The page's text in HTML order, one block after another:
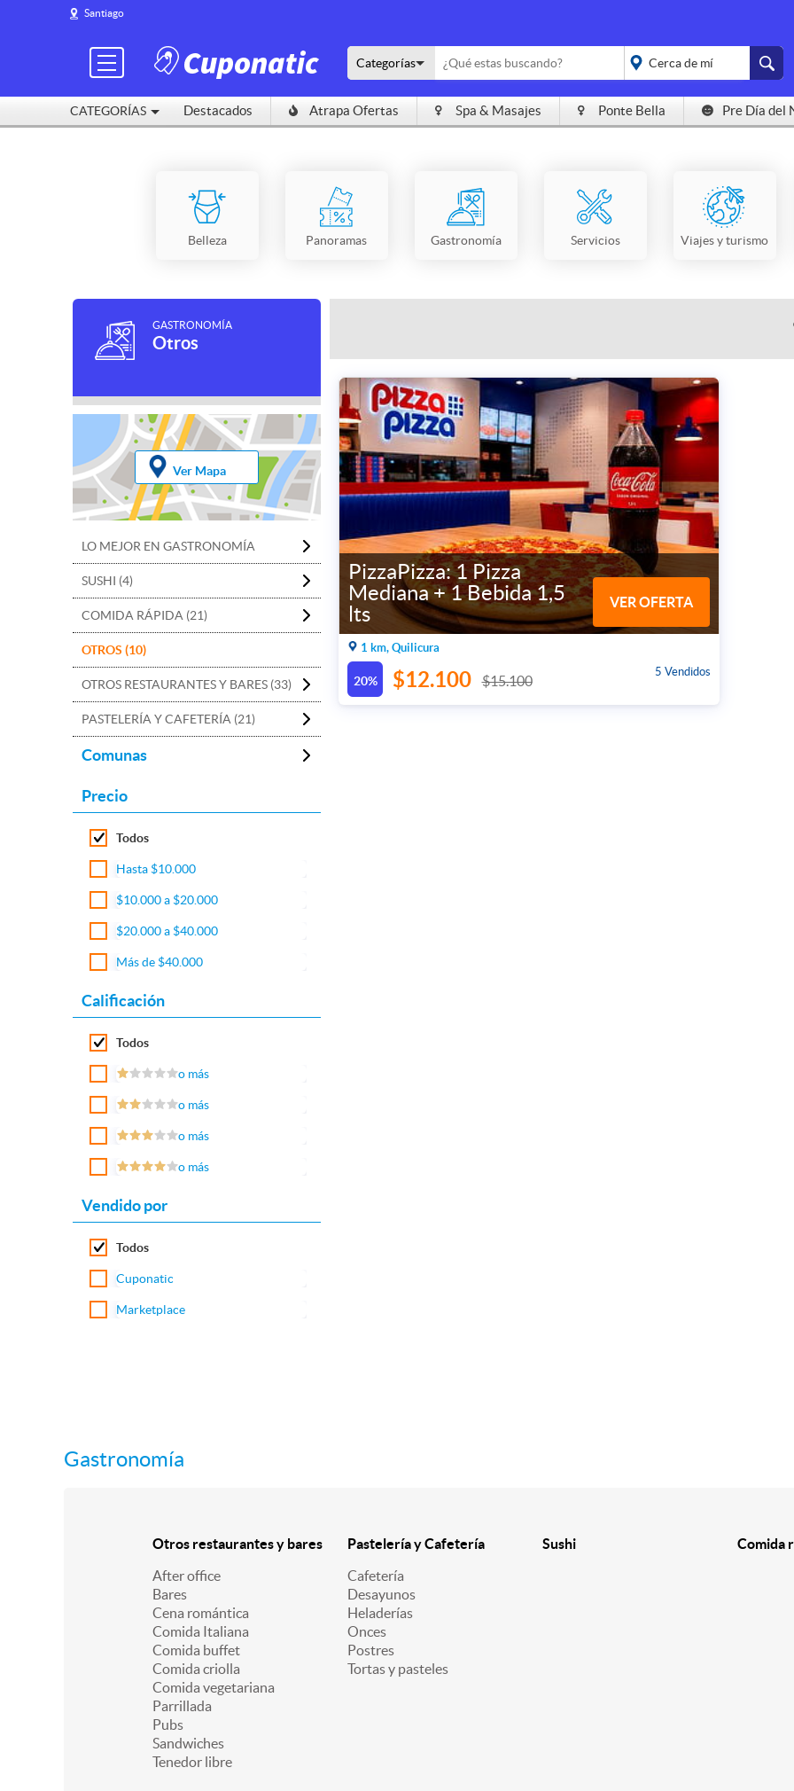
Santiago
CATEGORÍAS
Categorías
placeholder="Todo el
Destacados Atrapa Ofertas Spa & Masajes Ponte Bella Pre Día del
Belleza Panoramas Gastronomía Servicios Viajes y turismo
GASTRONOMÍA
Otros
Ver Mapa
LO MEJOR EN GASTRONOMÍA
SUSHI (4)
COMIDA RÁPIDA (21)
OTROS (10)
OTROS RESTAURANTES Y BARES (33)
PASTELERÍA Y CAFETERÍA (21)
Comunas
Precio
Todos
Hasta $10.000
$10.000 a $20.000
$20.000 a $40.000
Más de $40.000
Calificación
Todos
o más
o más
o más
o más
Vendido por
Todos
Cuponatic
Marketplace
PizzaPizza: 1 Pizza
Mediana + 1 Bebida 1,5
lts
VER OFERTA
1 km, Quilicura
20%
5 Vendidos
$12.100 $15.100
Gastronomía
Otros restaurantes y bares
After office
Bares
Cena romántica
Comida Italiana
Comida buffet
Comida criolla
Comida vegetariana
Parrillada
Pubs
Sandwiches
Tenedor libre
Pastelería y Cafetería
Cafetería
Desayunos
Heladerías
Onces
Postres
Tortas y pasteles
Sushi Comida